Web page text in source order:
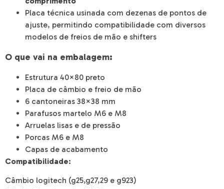
Placa técnica usinada com dezenas de pontos de
ajuste, permitindo compatibilidade com diversos
modelos de freios de mão e shifters
O que vai na embalagem:
Estrutura 40×80 preto
Placa de câmbio e freio de mão
6 cantoneiras 38×38 mm
Parafusos martelo M6 e M8
Arruelas lisas e de pressão
Porcas M6 e M8
Capas de acabamento
Compatibilidade:
Câmbio logitech (g25,g27,29 e g923)